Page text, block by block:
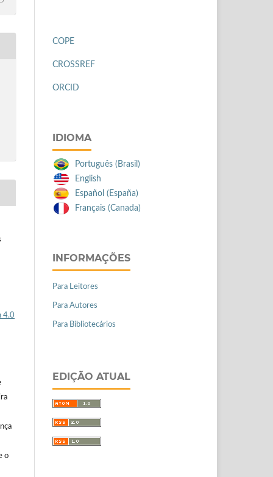
4.0
o
COPE
CROSSREF
ORCID
IDIOMA
Português (Brasil)
English
Español (España)
Français (Canada)
INFORMAÇÕES
Para Leitores
Para Autores
Para Bibliotecários
EDIÇÃO ATUAL